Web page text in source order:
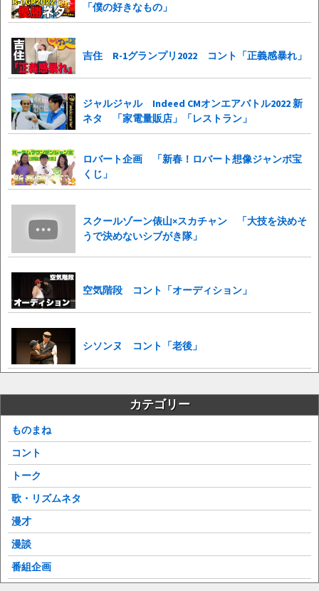
「僕の好きなもの」
吉住 R-1グランプリ2022 コント「正義感暴れ」
ジャルジャル Indeed CMオンエアバトル2022 新
ネタ 「家電量販店」「レストラン」
ロバート企画 「新春！ロバート想像ジャンボ宝
くじ」
スクールゾーン俵山×スカチャン 「大技を決めそ
うで決めないシブがき隊」
空気階段 コント「オーディション」
シソンヌ コント「老後」
カテゴリー
ものまね
コント
トーク
歌・リズムネタ
漫才
漫談
番組企画